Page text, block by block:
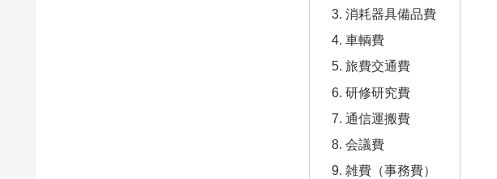
消耗器具備品費
車輌費
旅費交通費
研修研究費
通信運搬費
会議費
雑費（事務費）